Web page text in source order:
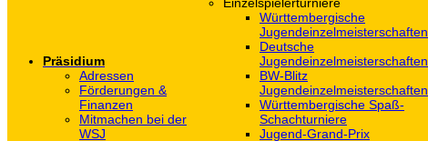
Präsidium
Adressen
Förderungen &
Finanzen
Mitmachen bei der
WSJ
Württembergische
Jugendeinzelmeisterschaften
Deutsche
Jugendeinzelmeisterschaften
BW-Blitz
Jugendeinzelmeisterschaften
Württembergische Spaß-
Schachturniere
Jugend-Grand-Prix